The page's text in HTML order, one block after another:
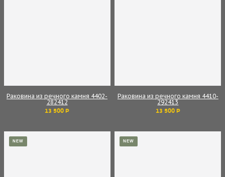
Раковина из речного камня 4402-
282412
13 500 Р
Раковина из речного камня 4410-
292413
13 500 Р
NEW NEW